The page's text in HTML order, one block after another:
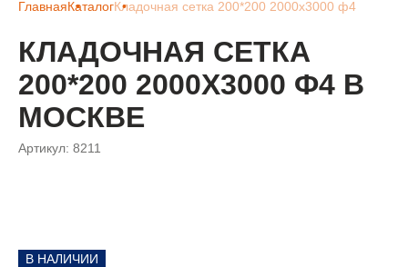
ГлавнаяКаталогКладочная сетка 200*200 2000х3000 ф4
КЛАДОЧНАЯ СЕТКА
200*200 2000Х3000 Ф4 В
МОСКВЕ
Артикул: 8211
В НАЛИЧИИ